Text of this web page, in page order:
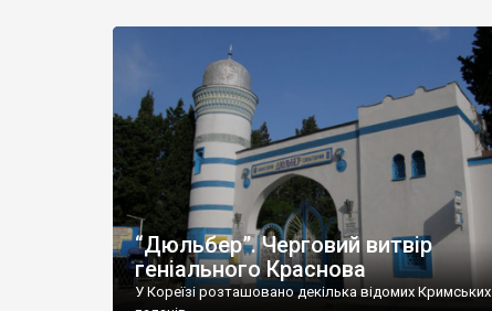
“Дюльбер”. Черговий витвір
геніального Краснова
У Кореїзі розташовано декілька відомих Кримських